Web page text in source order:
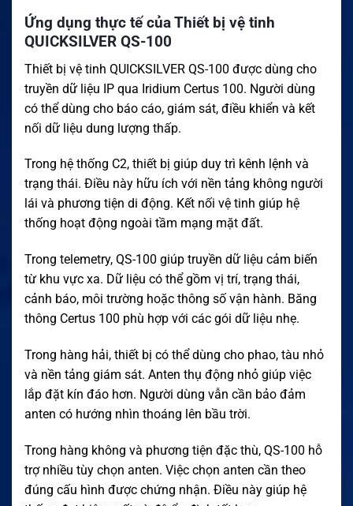
Ứng dụng thực tế của Thiết bị vệ tinh
QUICKSILVER QS-100
Thiết bị vệ tinh QUICKSILVER QS-100 được dùng cho
truyền dữ liệu IP qua Iridium Certus 100. Người dùng
có thể dùng cho báo cáo, giám sát, điều khiển và kết
nối dữ liệu dung lượng thấp.
Trong hệ thống C2, thiết bị giúp duy trì kênh lệnh và
trạng thái. Điều này hữu ích với nền tảng không người
lái và phương tiện di động. Kết nối vệ tinh giúp hệ
thống hoạt động ngoài tầm mạng mặt đất.
Trong telemetry, QS-100 giúp truyền dữ liệu cảm biến
từ khu vực xa. Dữ liệu có thể gồm vị trí, trạng thái,
cảnh báo, môi trường hoặc thông số vận hành. Băng
thông Certus 100 phù hợp với các gói dữ liệu nhẹ.
Trong hàng hải, thiết bị có thể dùng cho phao, tàu nhỏ
và nền tảng giám sát. Anten thụ động nhỏ giúp việc
lắp đặt kín đáo hơn. Người dùng vẫn cần bảo đảm
anten có hướng nhìn thoáng lên bầu trời.
Trong hàng không và phương tiện đặc thù, QS-100 hỗ
trợ nhiều tùy chọn anten. Việc chọn anten cần theo
đúng cấu hình được chứng nhận. Điều này giúp hệ